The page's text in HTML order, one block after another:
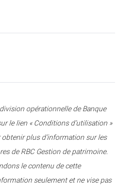
opérationnelle de Banque
le lien « Conditions d’utilisation »
plus d’information sur les
de RBC Gestion de patrimoine.
le contenu de cette
seulement et ne vise pas